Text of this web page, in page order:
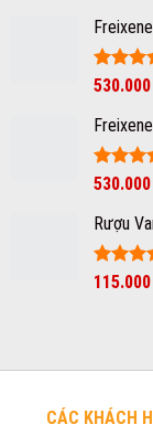
sao
là:
Được
sao
530.000
Được
sao
530.000
Rượu
Được
115.000
CÁC KHÁCH